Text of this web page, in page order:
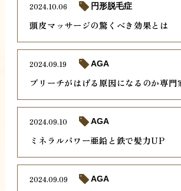
頭皮マッサージの驚くべき効果とは
2024.10.06 円形脱毛症
ブリーチがはげる原因になるのか専門
2024.09.19 AGA
ミネラルパワー亜鉛と鉄で髪力UP
2024.09.10 AGA
2024.09.09 AGA